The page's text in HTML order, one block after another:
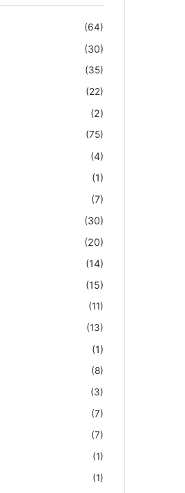
(64)
(30)
(35)
(22)
(2)
(75)
(4)
(1)
(7)
(30)
(20)
(14)
(15)
(11)
(13)
(1)
(8)
(3)
(7)
(7)
(1)
(1)